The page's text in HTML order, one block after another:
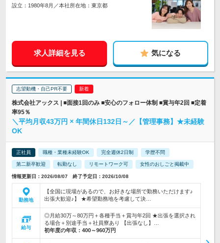
設立：1980年8月／本社所在地：東京都
求人詳細を見る 気になる
志望動機・自己PR不要
株式会社アックス | ■面接1回のみ ■安心のフォロー体制 ■賞与年2回 ■定着
率95％
＼平均月収43万円 × 年間休日132日～／【管理事務】★未経験
OK
正社員 職種・業種未経験OK 完全週休2日制 学歴不問
第二新卒歓迎 転勤なし リモートワーク可 女性のおしごと掲載中
情報更新日：2026/08/07 終了予定日：2026/10/08
勤務地
【全国に現場があるので、お好きな場所で勤務いただけます♪
出張大歓迎♪】 ★希望勤務地を考慮して決…
給与
◎月給30万～80万円＋各種手当＋賞与年2回 ★出張を選択され
る場合＋別途手当＋社員寮あり 【出張なし】…
初年度の年収： 400～960万円